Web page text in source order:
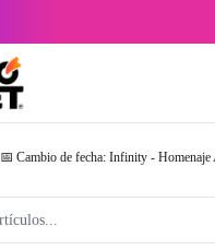
📅 Cambio de fecha: Infinity - Homenaje